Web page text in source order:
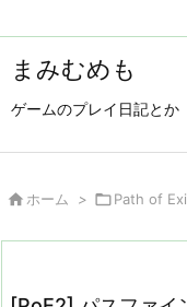
まみむめも
ゲームのプレイ日記とか
 ホーム > Path of